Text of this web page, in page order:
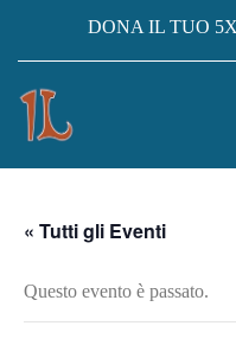
DONA IL TUO
« Tutti gli Eventi
Questo evento è passato.